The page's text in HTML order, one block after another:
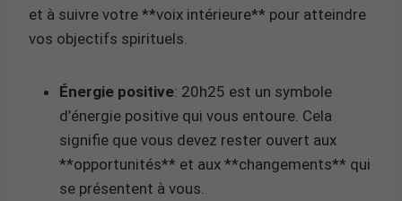
et à suivre votre **voix intérieure** pour atteindre
vos objectifs spirituels.
Énergie positive: 20h25 est un symbole
d’énergie positive qui vous entoure. Cela
signifie que vous devez rester ouvert aux
**opportunités** et aux **changements** qui
se présentent à vous.